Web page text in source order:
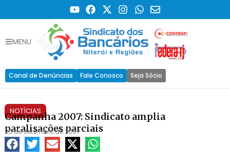
MENU
Canal de Denúncias Fale Conosco Seja Sócio
NOTÍCIAS
Campanha 2007: Sindicato amplia
paralisações parciais
26 de setembro de 2007